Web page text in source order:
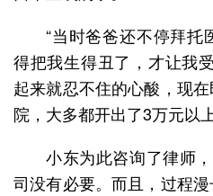
“当时爸爸还不停拜
得把我生得丑了，才让我
起来就忍不住的心酸，现
院，大多都开出了3万元以
小东为此咨询了律师
司没有必要。而且，过程